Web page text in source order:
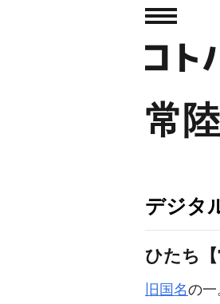
常陸
デジタ
ひたち【
旧国名の一